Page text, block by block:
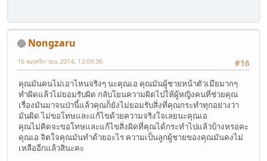
Nongzaru
#16
16 พฤศจิกายน 2014, 13:09:36
คุณมันคนไม่เอาไหนจริงๆ นะคุณเอ คุณมันผู้ชายหน้าตัวเมียมากๆ
ทำผิดแล้วไม่ยอมรับผิด กลับโยนความผิดไปให้ผู้หญิงคนที่ช่วยคุณ
เรื่องมันมาจนป่านี้แล้วคุณก็ยังไม่ยอมรับสิ่งที่คุณกระทำทุกอย่างว่า
มันผิด ไม่ขอโทษและแก้ไขด้วยความจริงใจเลยนะคุณเอ
คุณไม่คิดจะขอโทษและแก้ไขสิ่งผิดที่คุณได้กระทำไปแล้วบ้างหรอคะ
คุณเอ จิตใจคุณมันทำด้วยอะไร ความเป็นลูกผู้ชายของคุณมันคงไม่
เหลืออีกแล้วสินะคะ